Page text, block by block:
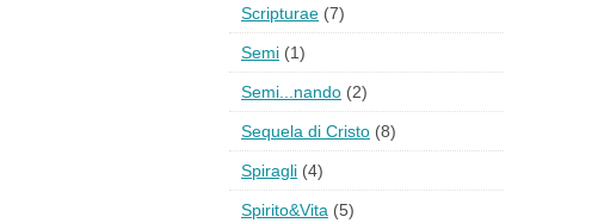
Scripturae (7)
Semi (1)
Semi...nando (2)
Sequela di Cristo (8)
Spiragli (4)
Spirito&Vita (5)